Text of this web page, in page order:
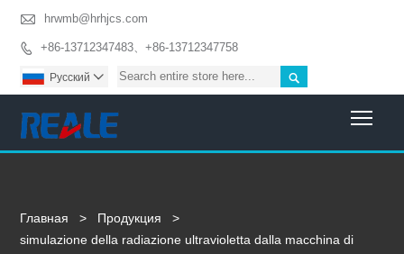
 hrwmb@hrhjcs.com
 +86-13712347483、+86-13712347758

Pусский 
Главная > Продукция
>
simulazione della radiazione ultravioletta dalla macchina di